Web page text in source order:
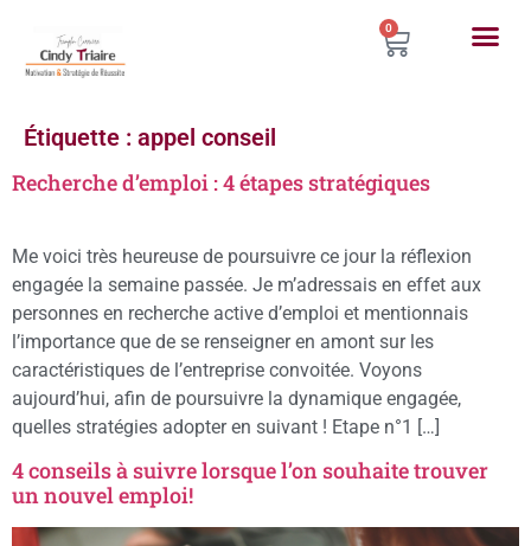
0
Étiquette : appel conseil
Recherche d’emploi : 4 étapes stratégiques
Me voici très heureuse de poursuivre ce jour la réflexion
engagée la semaine passée. Je m’adressais en effet aux
personnes en recherche active d’emploi et mentionnais
l’importance que de se renseigner en amont sur les
caractéristiques de l’entreprise convoitée. Voyons
aujourd’hui, afin de poursuivre la dynamique engagée,
quelles stratégies adopter en suivant ! Etape n°1 […]
4 conseils à suivre lorsque l’on souhaite trouver
un nouvel emploi!